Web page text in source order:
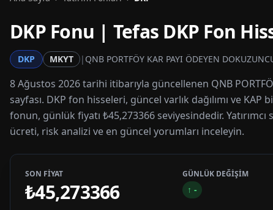
DKPFonu | Tefas DKP Fon
DKP MKYT | QNB PORTFÖY KAR PAYI ÖDEYEN
8 Ağustos 2026 tarihi itibarıyla güncellenen QNB
sayfası. DKP fon hisseleri, güncel varlık dağılımı ve
fonun, günlük fiyatı ₺45,273366 seviyesindedir.
ücreti, risk analizi ve en güncel yorumları inceleyin.
SON FİYAT
₺45,273366
GÜNLÜK DEĞİŞİM
↑ -